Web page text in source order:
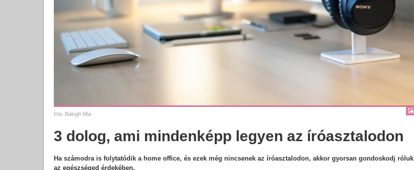
Írta: Balogh Mia
3 dolog, ami mindenképp legyen az íróasztalodon
Ha számodra is folytatódik a home office, és ezek még nincsenek az íróasztalodon, akkor gyorsan gondoskodj róluk
az egészséged érdekében.